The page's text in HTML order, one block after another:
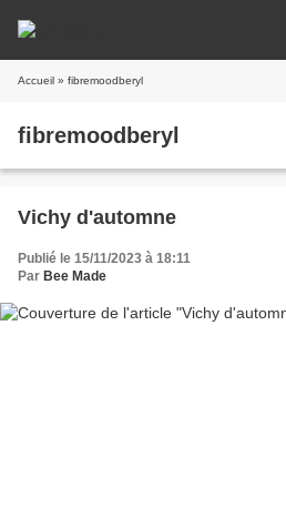
Accueil » fibremoodberyl
fibremoodberyl
Vichy d'automne
Publié le 15/11/2023 à 18:11
Par Bee Made